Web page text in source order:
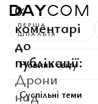
0
коментарі
до
публікації:
Дрони
над
ПЕРША
ШПАЛЬТА
Новини світу
Суспільні теми